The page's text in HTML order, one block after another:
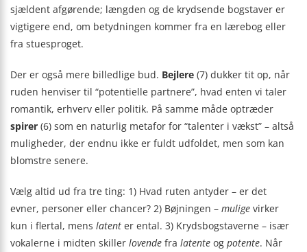
sjældent afgørende; længden og de krydsende bogstaver er
vigtigere end, om betydningen kommer fra en lærebog eller
fra stuesproget.
Der er også mere billedlige bud. Bejlere (7) dukker tit op, når
ruden henviser til “potentielle partnere”, hvad enten vi taler
romantik, erhverv eller politik. På samme måde optræder
spirer (6) som en naturlig metafor for “talenter i vækst” – altså
muligheder, der endnu ikke er fuldt udfoldet, men som kan
blomstre senere.
Vælg altid ud fra tre ting: 1) Hvad ruten antyder – er det
evner, personer eller chancer? 2) Bøjningen – mulige virker
kun i flertal, mens latent er ental. 3) Krydsbogstaverne – især
vokalerne i midten skiller lovende fra latente og potente. Når